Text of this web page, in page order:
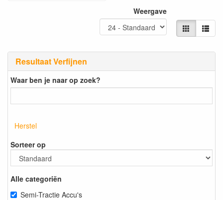
Resultaat Verfijnen
Waar ben je naar op zoek?
Herstel
Sorteer op
Alle categoriën
Semi-Tractie Accu's
Weergave